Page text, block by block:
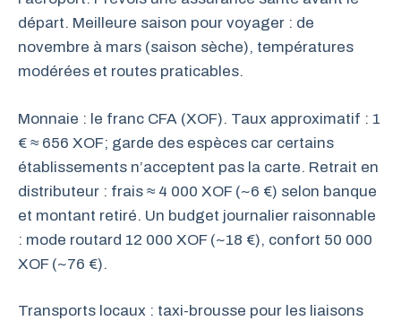
départ. Meilleure saison pour voyager : de
novembre à mars (saison sèche), températures
modérées et routes praticables.
Monnaie : le franc CFA (XOF). Taux approximatif : 1
€ ≈ 656 XOF; garde des espèces car certains
établissements n’acceptent pas la carte. Retrait en
distributeur : frais ≈ 4 000 XOF (~6 €) selon banque
et montant retiré. Un budget journalier raisonnable
: mode routard 12 000 XOF (~18 €), confort 50 000
XOF (~76 €).
Transports locaux : taxi-brousse pour les liaisons